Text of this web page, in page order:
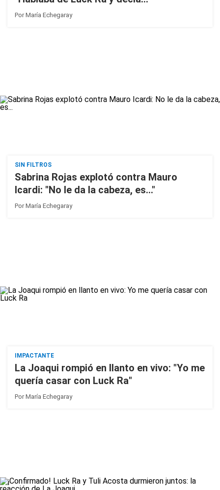
PorMaría Echegaray
SIN FILTROS
Sabrina Rojas explotó contra Mauro
Icardi: "No le da la cabeza, es..."
PorMaría Echegaray
IMPACTANTE
La Joaqui rompió en llanto en vivo: "Yo me
quería casar con Luck Ra"
PorMaría Echegaray